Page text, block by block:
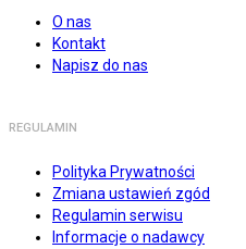
O nas
Kontakt
Napisz do nas
REGULAMIN
Polityka Prywatności
Zmiana ustawień zgód
Regulamin serwisu
Informacje o nadawcy